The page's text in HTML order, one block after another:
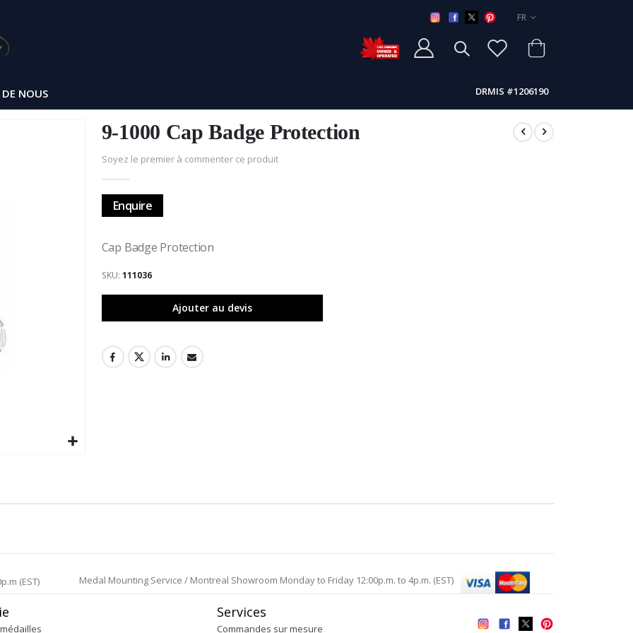
LANGUE
FR
NOUS DRMIS #1206190
9-1000 Cap Badge Protection
Soyez le premier à commenter ce produit
Enquire
Cap Badge Protection
SKU 111036
Ajouter au devis
(EST) Medal Mounting Service / Montreal Showroom Monday to Friday 12:00p.m. to 4p.m. (EST)
Services
Commandes sur mesure